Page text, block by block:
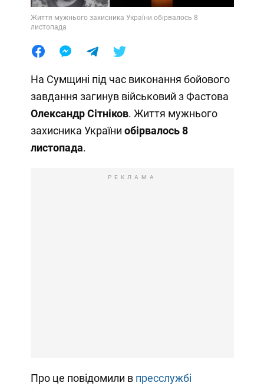
Життя мужнього захисника України обірвалось 8
листопада
На Сумщині під час виконання бойового
завдання загинув військовий з Фастова
Олександр Сітніков. Життя мужнього
захисника України обірвалось 8
листопада.
РЕКЛАМА
Про це повідомили в пресслужбі